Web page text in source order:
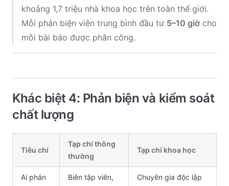
khoảng 1,7 triệu nhà khoa học trên toàn thế giới.
Mỗi phản biện viên trung bình đầu tư 5–10 giờ cho
mỗi bài báo được phân công.
Khác biệt 4: Phản biện và kiểm soát
chất lượng
Tiêu chí
Tạp chí thông
thường
Tạp chí khoa học
Ai phản
Biên tập viên,
Chuyên gia độc lập